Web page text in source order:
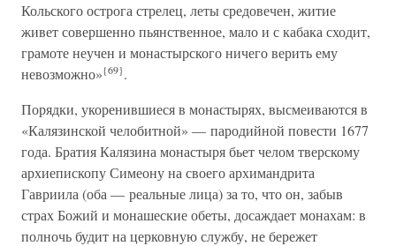
Кольского острога стрелец, леты средовечен, житие
живет совершенно пьянственное, мало и с кабака сходит,
грамоте неучен и монастырского ничего верить ему
невозможно»{69}.
Порядки, укоренившиеся в монастырях, высмеиваются в
«Калязинской челобитной» — пародийной повести 1677
года. Братия Калязина монастыря бьет челом тверскому
архиепископу Симеону на своего архимандрита
Гавриила (оба — реальные лица) за то, что он, забыв
страх Божий и монашеские обеты, досаждает монахам: в
полночь будит на церковную службу, не бережет